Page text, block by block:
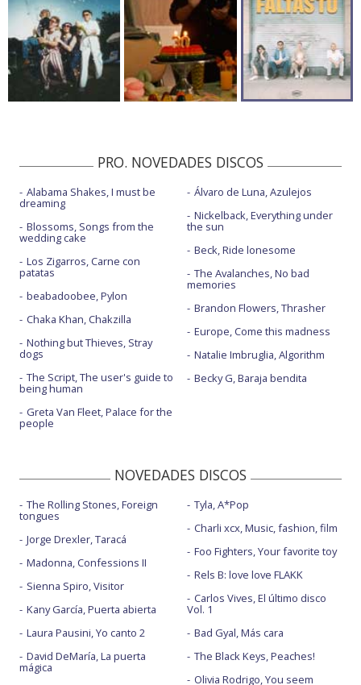
PRO. NOVEDADES DISCOS
Alabama Shakes, I must be
dreaming
Blossoms, Songs from the
wedding cake
Los Zigarros, Carne con
patatas
beabadoobee, Pylon
Chaka Khan, Chakzilla
Nothing but Thieves, Stray
dogs
The Script, The user's guide to
being human
Greta Van Fleet, Palace for the
people
Álvaro de Luna, Azulejos
Nickelback, Everything under
the sun
Beck, Ride lonesome
The Avalanches, No bad
memories
Brandon Flowers, Thrasher
Europe, Come this madness
Natalie Imbruglia, Algorithm
Becky G, Baraja bendita
NOVEDADES DISCOS
The Rolling Stones, Foreign
tongues
Jorge Drexler, Taracá
Madonna, Confessions II
Sienna Spiro, Visitor
Kany García, Puerta abierta
Laura Pausini, Yo canto 2
David DeMaría, La puerta
mágica
Tyla, A*Pop
Charli xcx, Music, fashion, film
Foo Fighters, Your favorite toy
Rels B: love love FLAKK
Carlos Vives, El último disco
Vol. 1
Bad Gyal, Más cara
The Black Keys, Peaches!
Olivia Rodrigo, You seem